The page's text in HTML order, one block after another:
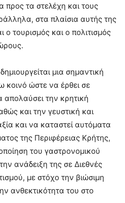
προς τα στελέχη και τους
στα πλαίσια αυτής της
ο τουρισμός και ο πολιτισμός
μια σημαντική
κοινό ώστε να έρθει σε
την κρητική
και την γευστική και
και να καταστεί αυτόματα
της Περιφέρειας Κρήτης,
του γαστρονομικού
ανάδειξη της σε Διεθνές
με στόχο την βιώσιμη
ανθεκτικότητα του στο